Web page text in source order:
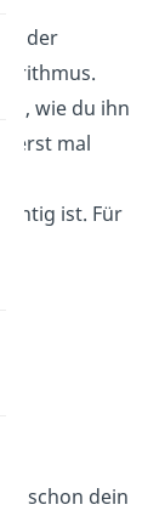
der
wie du ihn
erst mal
ist. Für
schon dein